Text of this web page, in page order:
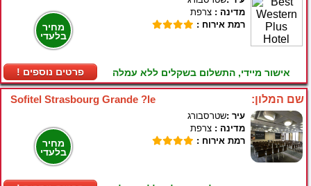
מחיר
בלעדי
! פרטים נוספים
מדינה : צרפת
רמת אירוח :
אישור מיידי, התשלום בשקלים ללא עמלה
Sofitel Strasbourg Grande ?le שם המלון:
מחיר
בלעדי
עיר :שטרסבורג
מדינה : צרפת
רמת אירוח :